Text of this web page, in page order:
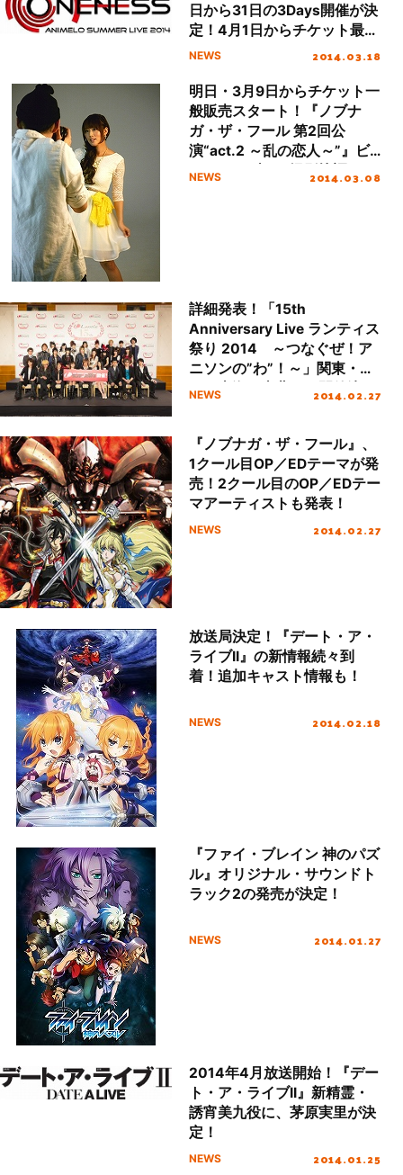
日から31日の3Days開催が決
定！4月1日からチケット最速
先行予約受付もスタート！
NEWS 2014.03.18
明日・3月9日からチケット一
般販売スタート！『ノブナ
ガ・ザ・フール 第2回公
演“act.2 ～乱の恋人～”』ビ
ジュアルブック撮影快調！
NEWS 2014.03.08
詳細発表！「15th
Anniversary Live ランティス
祭り 2014 ～つなぐぜ！ア
ニソンの”わ”！～」関東・関
西・東海・東北にて開催決
NEWS 2014.02.27
『ノブナガ・ザ・フール』、
1クール目OP／EDテーマが発
売！2クール目のOP／EDテー
マアーティストも発表！
NEWS 2014.02.27
放送局決定！『デート・ア・
ライブII』の新情報続々到
着！追加キャスト情報も！
NEWS 2014.02.18
『ファイ・ブレイン 神のパズ
ル』オリジナル・サウンドト
ラック2の発売が決定！
NEWS 2014.01.27
2014年4月放送開始！『デー
ト・ア・ライブII』新精霊・
誘宵美九役に、茅原実里が決
定！
NEWS 2014.01.25